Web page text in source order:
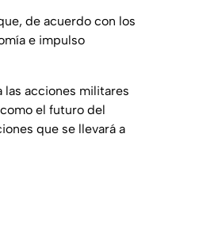
de acuerdo con los
e impulso
acciones militares
el futuro del
que se llevará a